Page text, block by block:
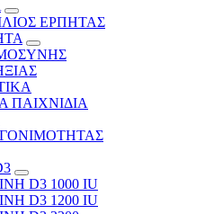
ΕΡΠΗΤΑΣ
ΠΑΙΧΝΙΔΙΑ
D3 1000 IU
D3 1200 IU